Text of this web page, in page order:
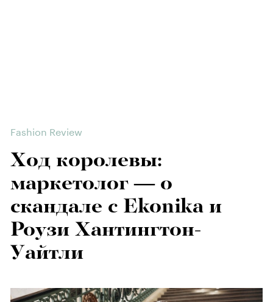
Fashion Review
Ход королевы:
маркетолог — о
скандале с Ekonika и
Роузи Хантингтон-
Уайтли